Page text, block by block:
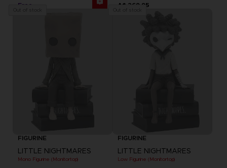
Free A$ 269,95
FIGURINE
LITTLE NIGHTMARES
Mono Figurine (Monitortop)
FIGURINE
LITTLE NIGHTMARES
Low Figurine (Monitortop)